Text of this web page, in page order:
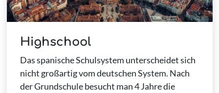
Highschool
Das spanische Schulsystem unterscheidet sich
nicht großartig vom deutschen System. Nach
der Grundschule besucht man 4 Jahre die